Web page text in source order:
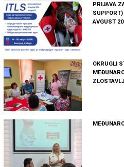
PRIJAVA
AVGUST
OKRUGLI